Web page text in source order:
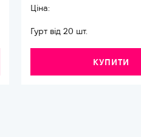
Ціна:
Гурт від 20 шт.
КУПИТИ